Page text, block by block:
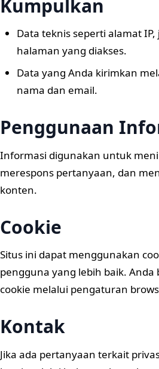
Kumpulkan
Data teknis seperti alamat IP,
halaman yang diakses.
Data yang Anda kirimkan
nama dan email.
Penggunaan
Informasi digunakan untuk
merespons pertanyaan, dan
konten.
Cookie
Situs ini dapat menggunakan
pengguna yang lebih baik.
cookie melalui pengaturan
Kontak
Jika ada pertanyaan terkait